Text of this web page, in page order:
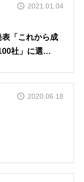
2021.01.04
「これから成
社」に選出
2020.06.18